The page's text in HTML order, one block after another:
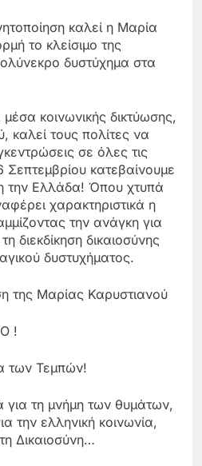
καλεί η Μαρία
το κλείσιμο της
δυστύχημα στα
κοινωνικής δικτύωσης,
καλεί τους πολίτες να
σε όλες τις
κατεβαίνουμε
την Ελλάδα! Όπου χτυπά
χαρακτηριστικά η
την ανάγκη για
διεκδίκηση δικαιοσύνης
δυστυχήματος.
της Μαρίας Καρυστιανού
!
των Τεμπών!
για τη μνήμη των θυμάτων,
την ελληνική κοινωνία,
Δικαιοσύνη…